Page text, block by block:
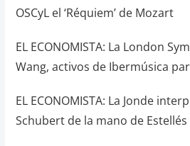
OSCyL el ‘Réquiem’ de Mozart
EL ECONOMISTA: La London
Wang, activos de Ibermúsica
EL ECONOMISTA: La Jonde
Schubert de la mano de